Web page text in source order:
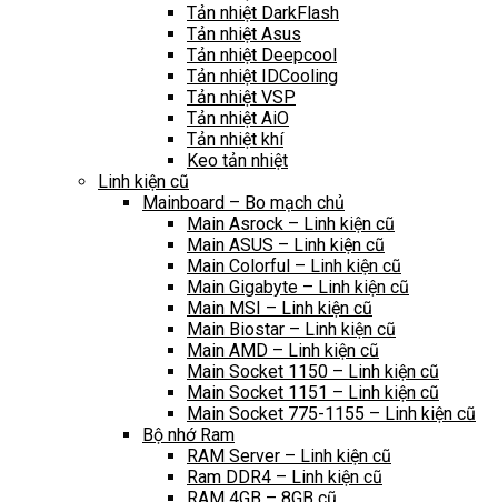
Tản nhiệt DarkFlash
Tản nhiệt Asus
Tản nhiệt Deepcool
Tản nhiệt IDCooling
Tản nhiệt VSP
Tản nhiệt AiO
Tản nhiệt khí
Keo tản nhiệt
Linh kiện cũ
Mainboard – Bo mạch chủ
Main Asrock – Linh kiện cũ
Main ASUS – Linh kiện cũ
Main Colorful – Linh kiện cũ
Main Gigabyte – Linh kiện cũ
Main MSI – Linh kiện cũ
Main Biostar – Linh kiện cũ
Main AMD – Linh kiện cũ
Main Socket 1150 – Linh kiện cũ
Main Socket 1151 – Linh kiện cũ
Main Socket 775-1155 – Linh kiện cũ
Bộ nhớ Ram
RAM Server – Linh kiện cũ
Ram DDR4 – Linh kiện cũ